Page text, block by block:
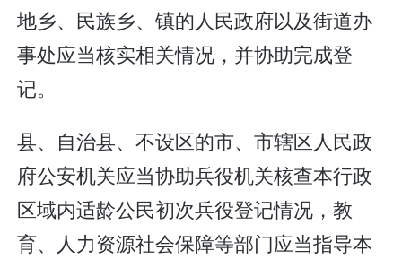
地乡、民族乡、镇的人民政府以及街道办
事处应当核实相关情况，并协助完成登
记。
县、自治县、不设区的市、市辖区人民政
府公安机关应当协助兵役机关核查本行政
区域内适龄公民初次兵役登记情况，教
育、人力资源社会保障等部门应当指导本